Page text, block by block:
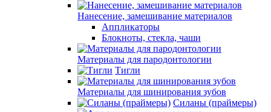
Нанесение, замешивание материалов
Аппликаторы
Блокноты, стекла, чаши
Материалы для пародонтологии
Тигли
Материалы для шинирования зубов
Силаны (праймеры)